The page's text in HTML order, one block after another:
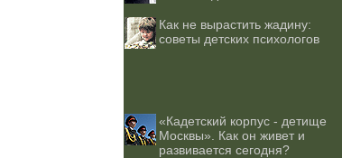
Как не вырастить жадину:
советы детских психологов
«Кадетский корпус - детище
Москвы». Как он живет и
развивается сегодня?